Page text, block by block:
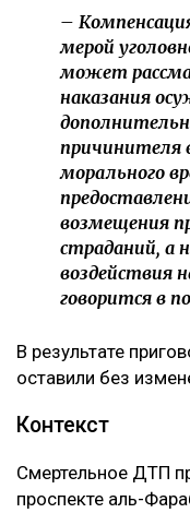
–
мерой
может
наказания
причинителя
морального
возмещения
страданий, а
воздействия
говорится в
В результате
оставили без
Контекст
Смертельное ДТП
проспекте аль-